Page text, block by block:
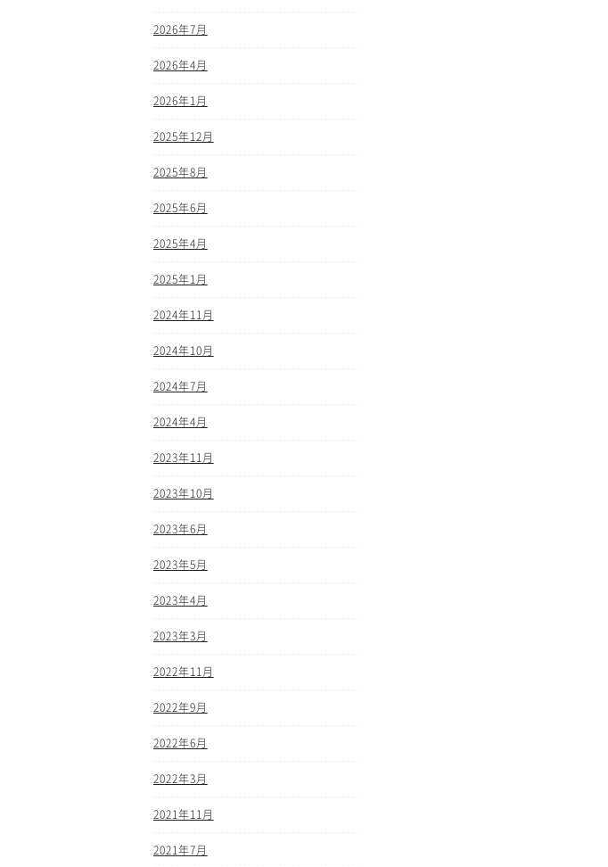
2026年7月
2026年4月
2026年1月
2025年12月
2025年8月
2025年6月
2025年4月
2025年1月
2024年11月
2024年10月
2024年7月
2024年4月
2023年11月
2023年10月
2023年6月
2023年5月
2023年4月
2023年3月
2022年11月
2022年9月
2022年6月
2022年3月
2021年11月
2021年7月